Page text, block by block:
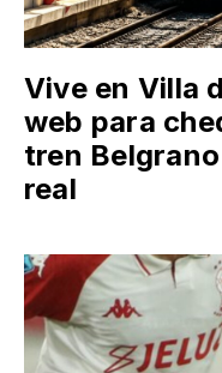
Vive en Villa
web para
tren
real